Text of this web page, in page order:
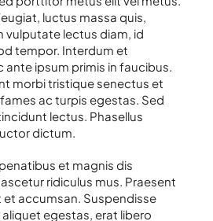
luctus massa quis,
vulputate lectus diam, id
tempor. Interdum et
ante ipsum primis in faucibus.
morbi tristique senectus et
ac turpis egestas. Sed
lectus. Phasellus
dictum.
et magnis dis
ridiculus mus. Praesent
accumsan. Suspendisse
egestas, erat libero